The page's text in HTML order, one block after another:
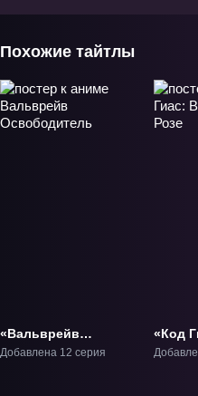
Похожие тайтлы
«Вальврейв
Освободитель» ТВ-1
Добавлена 12 серия
«Код